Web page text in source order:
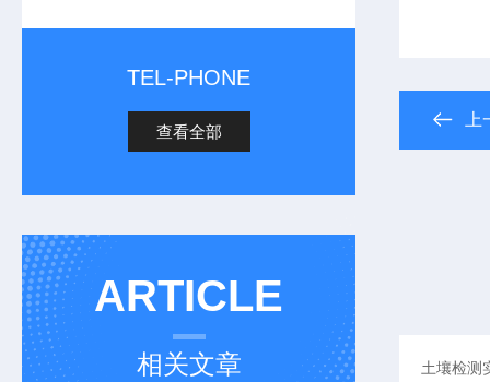
TEL-PHONE
查看全部
ARTICLE
相关文章